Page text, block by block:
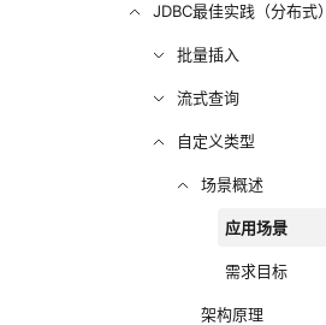
JDBC最佳实践（分布式）
批量插入
流式查询
自定义类型
场景概述
应用场景
需求目标
架构原理